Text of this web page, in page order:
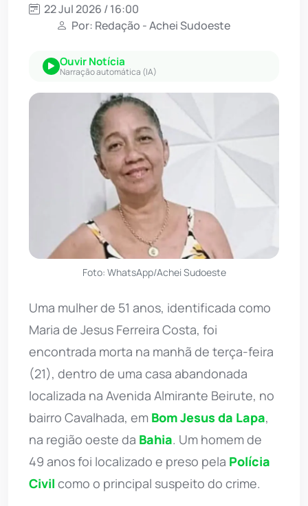
22 Jul 2026 / 16:00
Por: Redação - Achei Sudoeste
Ouvir Notícia
Narração automática (IA)
Foto: WhatsApp/Achei Sudoeste
Uma mulher de 51 anos, identificada como
Maria de Jesus Ferreira Costa, foi
encontrada morta na manhã de terça-feira
(21), dentro de uma casa abandonada
localizada na Avenida Almirante Beirute, no
bairro Cavalhada, em Bom Jesus da Lapa,
na região oeste da Bahia. Um homem de
49 anos foi localizado e preso pela Polícia
Civil como o principal suspeito do crime.